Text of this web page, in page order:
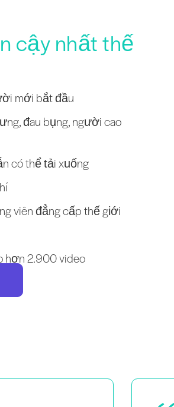
cậy nhất thế
mới bắt đầu
đau bụng, người cao
có thể tải xuống
viên đẳng cấp thế giới
hơn 2.900 video